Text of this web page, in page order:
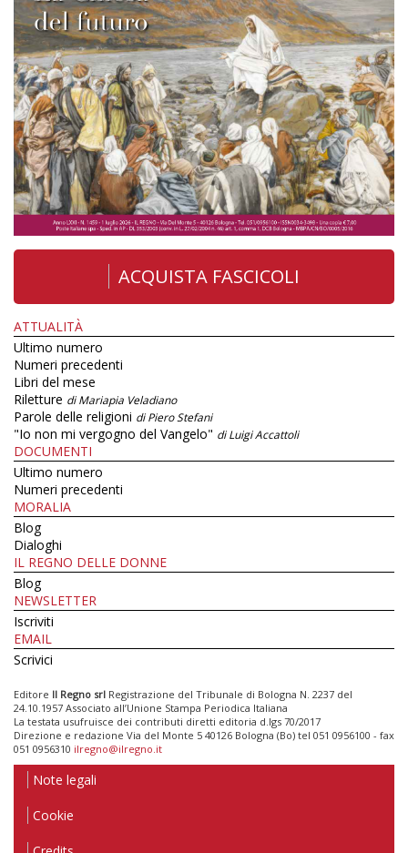
ACQUISTA FASCICOLI
ATTUALITÀ
Ultimo numero
Numeri precedenti
Libri del mese
Riletture di Mariapia Veladiano
Parole delle religioni di Piero Stefani
"Io non mi vergogno del Vangelo" di Luigi Accattoli
DOCUMENTI
Ultimo numero
Numeri precedenti
MORALIA
Blog
Dialoghi
IL REGNO DELLE DONNE
Blog
NEWSLETTER
Iscriviti
EMAIL
Scrivici
Editore Il Regno srl Registrazione del Tribunale di Bologna N. 2237 del
24.10.1957 Associato all’Unione Stampa Periodica Italiana
La testata usufruisce dei contributi diretti editoria d.lgs 70/2017
Direzione e redazione Via del Monte 5 40126 Bologna (Bo) tel 051 0956100 - fax
051 0956310 ilregno@ilregno.it
Note legali
Cookie